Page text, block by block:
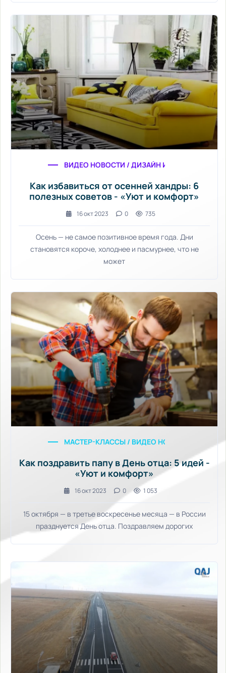
ВИДЕО НОВОСТИ / ДИЗАЙН ИНТЕРЬЕРА /
Как избавиться от осенней хандры: 6
полезных советов - «Уют и комфорт»
16 окт 2023 0 735
Осень — не самое позитивное время года. Дни
становятся короче, холоднее и пасмурнее, что не
может
МАСТЕР-КЛАССЫ / ВИДЕО НОВОСТИ /
Как поздравить папу в День отца: 5 идей -
«Уют и комфорт»
16 окт 2023 0 1 053
15 октября — в третье воскресенье месяца — в России
празднуется День отца. Поздравляем дорогих